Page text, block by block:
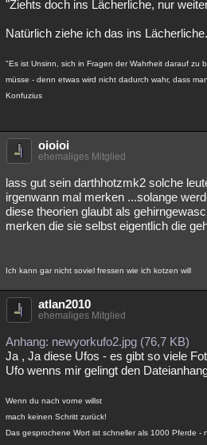
"Ziehts doch ins Lächerliche, nur
Natürlich ziehe ich das ins
"Es ist Unsinn, sich in Fragen der Wahrheit darauf zu
müsse - denn etwas wird nicht dadurch wahr, dass
Konfuzius
oioioi
ehemaliges Mitglied
lass gut sein darthhotzmk2 solche
irgenwann mal merken ...solange
diese theorien glaubt als
merken die sie selbst eigentlich die
Ich kann gar nicht soviel fressen wie ich kotzen will
atlan2010
ehemaliges Mitglied
Anhang: newyorkufo2.jpg (76,7 KB)
Ja , Ja diese Ufos - es gibt so viele
Ufo wenns mir gelingt den
Wenn du nach vorne willst
mach keinen Schritt zurück!
Das gesprochene Wort ist schneller als 1000 Pferde -